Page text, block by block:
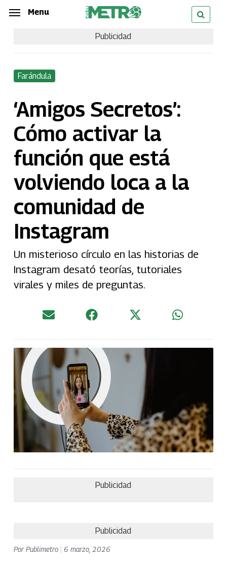
Skip
content
Menu
Publicidad
Farándula
‘Amigos Secretos’:
Cómo activar la
función que está
volviendo loca a la
comunidad de
Instagram
Un misterioso círculo en las historias de
Instagram desató teorías, tutoriales
virales y miles de preguntas.
Publicidad
Publicidad
PorPublimetro 6 marzo, 2026
Menu